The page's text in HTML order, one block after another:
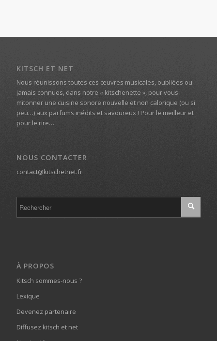
KITSCH ET NET
Nous réunissons toutes ces œuvres musicales, oubliées ou
jamais connues, dans notre « kitschenette », pour vous
mitonner une cuisine sonore nouvelle et non calorique (ou si
peu…) aux parfums inédits et savoureux ! Pour le meilleur et
pour le rire…
NOUS CONTACTER
contact@kitschetnet.fr
À PROPOS
Kitsch sommes-nous ?
Lexique
Devenez partenaire
Diffusez kitsch et net